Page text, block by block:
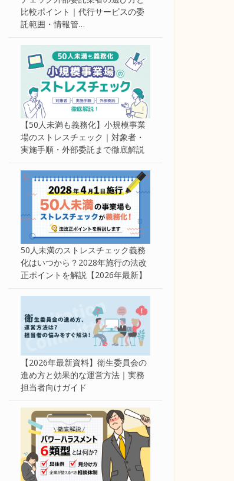
比較ポイント｜代行サービスの委
託範囲・情報管…
【50人未満も義務化】小規模事業
場のストレスチェック｜対象者・
実施手順・外部委託まで徹底解説
50人未満のストレスチェック義務
化はいつから？2028年施行の法改
正ポイントを解説【2026年最新】
【2026年最新資料】衛生委員会の
進め方と効果的な運営方法｜実務
担当者向けガイド